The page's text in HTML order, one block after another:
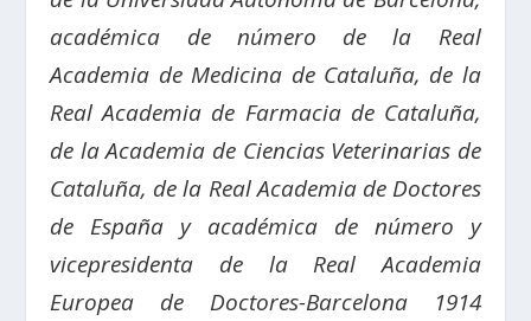
académica de número de la Real
Academia de Medicina de Cataluña, de la
Real Academia de Farmacia de Cataluña,
de la Academia de Ciencias Veterinarias de
Cataluña, de la Real Academia de Doctores
de España yacadémica de número y
vicepresidenta de la Real Academia
Europea de Doctores-Barcelona 1914